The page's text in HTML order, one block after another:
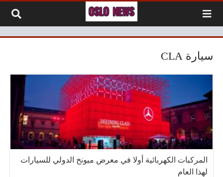
سيارة CLA
المركبات الكهربائية أولا في معرض ميونخ الدولي للسيارات
لهذا العام